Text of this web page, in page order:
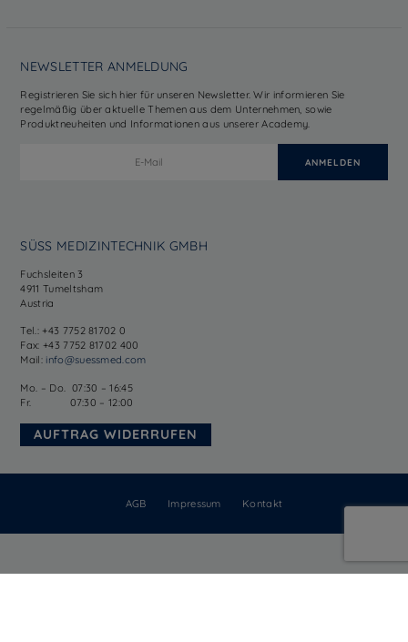
NEWSLETTER ANMELDUNG
Registrieren Sie sich hier für unseren Newsletter. Wir informieren Sie
regelmäßig über aktuelle Themen aus dem Unternehmen, sowie
Produktneuheiten und Informationen aus unserer Academy.
SÜSS MEDIZINTECHNIK GMBH
Fuchsleiten 3
4911 Tumeltsham
Austria
Tel.: +43 7752 81702 0
Fax: +43 7752 81702 400
Mail: info@suessmed.com
Mo. – Do. 07:30 – 16:45
Fr. 07:30 – 12:00
AUFTRAG WIDERRUFEN
AGB Impressum Kontakt